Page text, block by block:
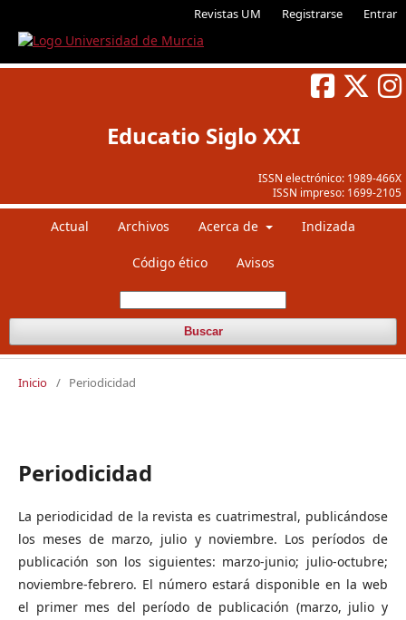
Revistas UM Registrarse Entrar
ISSN electrónico: 1989-466X
ISSN impreso: 1699-2105
Educatio Siglo XXI
Actual Archivos Acerca de Indizada
Código ético Avisos
Buscar
Inicio / Periodicidad
Periodicidad
La periodicidad de la revista es cuatrimestral, publicándose
los meses de marzo, julio y noviembre. Los períodos de
publicación son los siguientes: marzo-junio; julio-octubre;
noviembre-febrero. El número estará disponible en la web
el primer mes del período de publicación (marzo, julio y